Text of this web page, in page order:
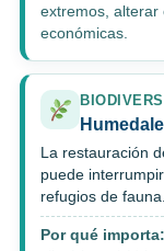
extremos, alterar
económicas.
La restauración
puede
refugios de fauna.
Por qué importa: